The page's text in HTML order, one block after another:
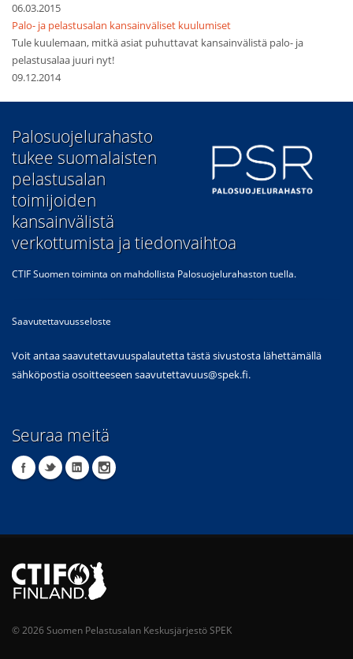
06.03.2015
Palo- ja pelastusalan kansainväliset kuulumiset
Tule kuulemaan, mitkä asiat puhuttavat kansainvälistä palo- ja
pelastusalaa juuri nyt!
09.12.2014
​Palosuojelurahasto
tukee suomalaisten
pelastusalan
toimijoiden
kansainvälistä
verkottumista ja tiedonvaihtoa
CTIF Suomen toiminta on mahdollista Palosuojelurahaston tuella.
Saavutettavuusseloste
Voit antaa saavutettavuuspalautetta tästä sivustosta lähettämällä
sähköpostia osoitteeseen saavutettavuus@spek.fi.
Seuraa meitä
© 2026 Suomen Pelastusalan Keskusjärjestö SPEK